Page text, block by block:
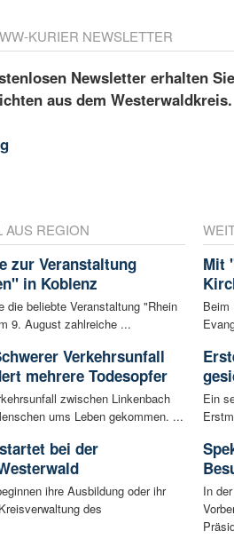
KURIER NEWSLETTER
Newsletter erhalten
aus dem Westerwaldkreis.
AUS REGION
zur Veranstaltung
in Koblenz
die beliebte Veranstaltung "Rhein
9. August zahlreiche ...
Verkehrsunfall
mehrere Todesopfer
zwischen Linkenbach
ums Leben gekommen. ...
bei der
ihre Ausbildung oder ihr
des
Mit
Beim
Ein
In